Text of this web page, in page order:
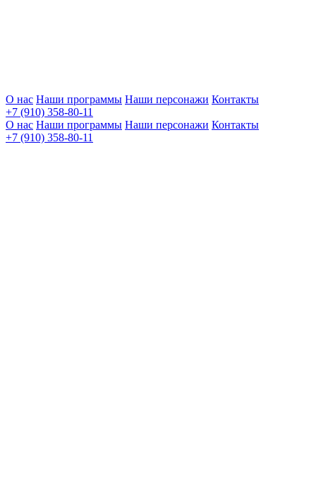
О нас Наши программы Наши персонажи Контакты
+7 (910) 358-80-11
О нас Наши программы Наши персонажи Контакты
+7 (910) 358-80-11